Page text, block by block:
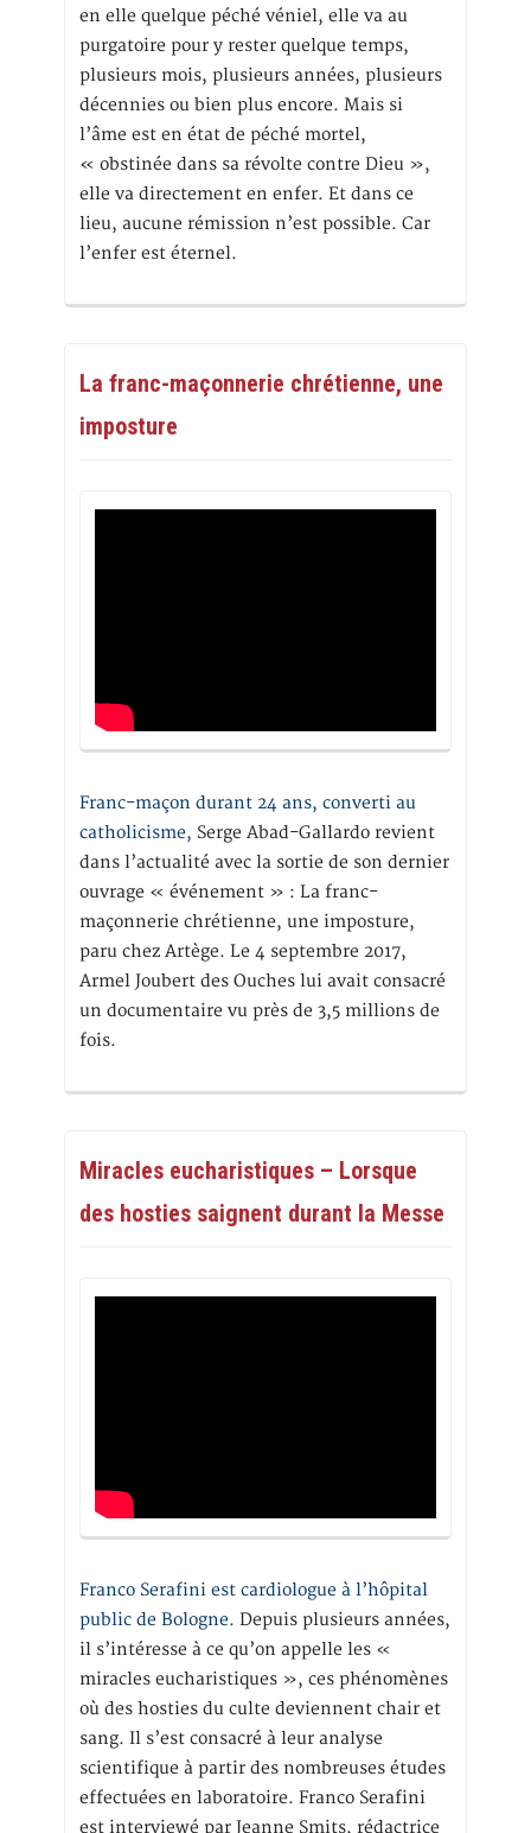
en elle quelque péché véniel, elle va au
purgatoire pour y rester quelque temps,
plusieurs mois, plusieurs années, plusieurs
décennies ou bien plus encore. Mais si
l’âme est en état de péché mortel,
« obstinée dans sa révolte contre Dieu »,
elle va directement en enfer. Et dans ce
lieu, aucune rémission n’est possible. Car
l’enfer est éternel.
La franc-maçonnerie chrétienne, une
imposture
Franc-maçon durant 24 ans, converti au
catholicisme, Serge Abad-Gallardo revient
dans l’actualité avec la sortie de son dernier
ouvrage « événement » : La franc-
maçonnerie chrétienne, une imposture,
paru chez Artège. Le 4 septembre 2017,
Armel Joubert des Ouches lui avait consacré
un documentaire vu près de 3,5 millions de
fois.
Miracles eucharistiques – Lorsque
des hosties saignent durant la Messe
Franco Serafini est cardiologue à l’hôpital
public de Bologne. Depuis plusieurs années,
il s’intéresse à ce qu’on appelle les «
miracles eucharistiques », ces phénomènes
où des hosties du culte deviennent chair et
sang. Il s’est consacré à leur analyse
scientifique à partir des nombreuses études
effectuées en laboratoire. Franco Serafini
est interviewé par Jeanne Smits, rédactrice